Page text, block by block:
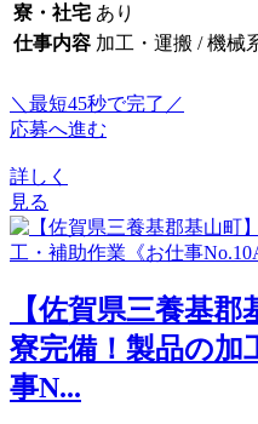
寮・社宅 あり
仕事内容 加工・運搬 / 機械
＼最短45秒で完了／
応募へ進む
詳しく
見る
【佐賀県三養基
寮完備！製品の加
事N...